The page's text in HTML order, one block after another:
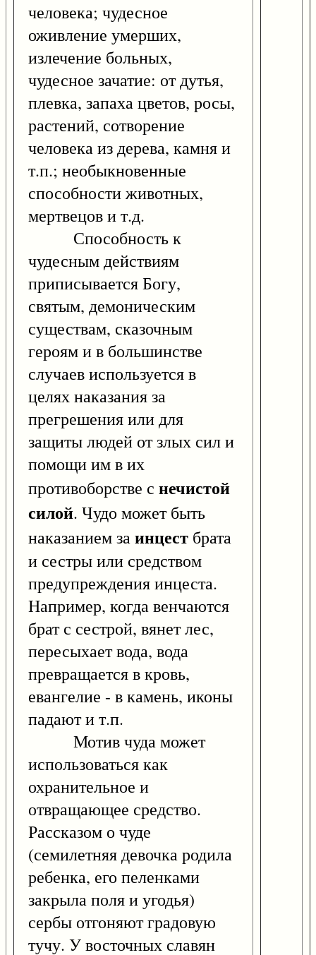
человека; чудесное
оживление умерших,
излечение больных,
чудесное зачатие: от дутья,
плевка, запаха цветов, росы,
растений, сотворение
человека из дерева, камня и
т.п.; необыкновенные
способности животных,
мертвецов и т.д.
Способность к
чудесным действиям
приписывается Богу,
святым, демоническим
существам, сказочным
героям и в большинстве
случаев используется в
целях наказания за
прегрешения или для
защиты людей от злых сил и
помощи им в их
противоборстве с нечистой
силой. Чудо может быть
наказанием заинцест брата
и сестры или средством
предупреждения инцеста.
Например, когда венчаются
брат с сестрой, вянет лес,
пересыхает вода, вода
превращается в кровь,
евангелие - в камень, иконы
падают и т.п.
Мотив чуда может
использоваться как
охранительное и
отвращающее средство.
Рассказом о чуде
(семилетняя девочка родила
ребенка, его пеленками
закрыла поля и угодья)
сербы отгоняют градовую
тучу. У восточных славян